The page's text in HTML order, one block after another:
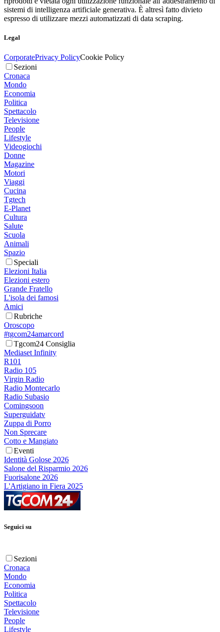
sistemi di intelligenza artificiale generativa. È altresì fatto divieto
espresso di utilizzare mezzi automatizzati di data scraping.
Legal
CorporatePrivacy PolicyCookie Policy
Sezioni
Cronaca
Mondo
Economia
Politica
Spettacolo
Televisione
People
Lifestyle
Videogiochi
Donne
Magazine
Motori
Viaggi
Cucina
Tgtech
E-Planet
Cultura
Salute
Scuola
Animali
Spazio
Speciali
Elezioni Italia
Elezioni estero
Grande Fratello
L'isola dei famosi
Amici
Rubriche
Oroscopo
#tgcom24amarcord
Tgcom24 Consiglia
Mediaset Infinity
R101
Radio 105
Virgin Radio
Radio Montecarlo
Radio Subasio
Comingsoon
Superguidatv
Zuppa di Porro
Non Sprecare
Cotto e Mangiato
Eventi
Identità Golose 2026
Salone del Risparmio 2026
Fuorisalone 2026
L'Artigiano in Fiera 2025
Seguici su
Sezioni
Cronaca
Mondo
Economia
Politica
Spettacolo
Televisione
People
Lifestyle